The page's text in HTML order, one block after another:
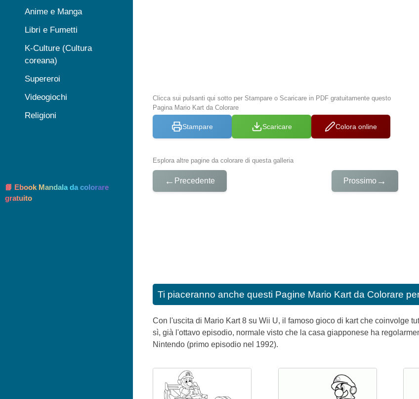
Clicca sui pulsanti qui sotto per Stampare o Scaricare in PDF gratuitamente questo
Pagina Mario Kart da Colorare
Stampare Scaricare Colora online
Esplora altre pagine da colorare di questa galleria
← Precedente Prossimo →
Ti piaceranno anche questi Pagine Mario Kart da Colorare
Con l'uscita di Mario Kart 8 su Wii U, il famoso gioco di kart che coinvolge
sì, già l'ottavo episodio, normale visto che la casa giapponese ha
Nintendo (primo episodio nel 1992).
Anime e Manga
Libri e Fumetti
K-Culture (Cultura
coreana)
Supereroi
Videogiochi
Religioni
📘 Ebook Mandala da colorare
gratuito